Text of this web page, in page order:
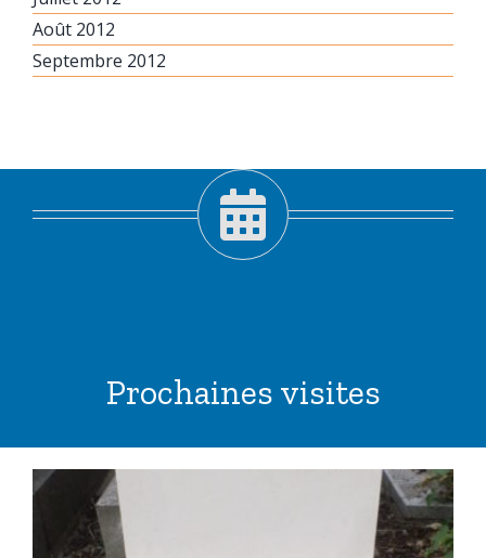
Août 2012
Septembre 2012
Prochaines visites